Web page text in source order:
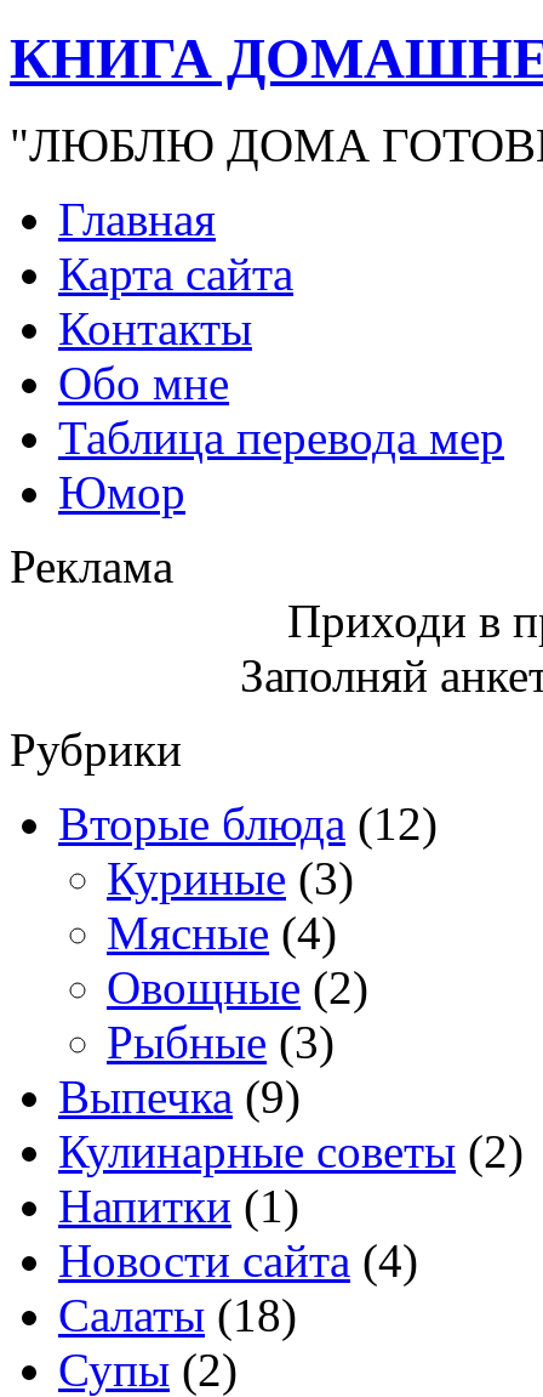
КНИГА
"ЛЮБЛЮ ДОМА
Главная
Карта сайта
Контакты
Обо мне
Таблица перевода мер
Юмор
Реклама
Приходи в
Заполняй
Рубрики
Вторые блюда (12)
Куриные (3)
Мясные (4)
Овощные (2)
Рыбные (3)
Выпечка (9)
Кулинарные советы (2)
Напитки (1)
Новости сайта (4)
Салаты (18)
Супы (2)